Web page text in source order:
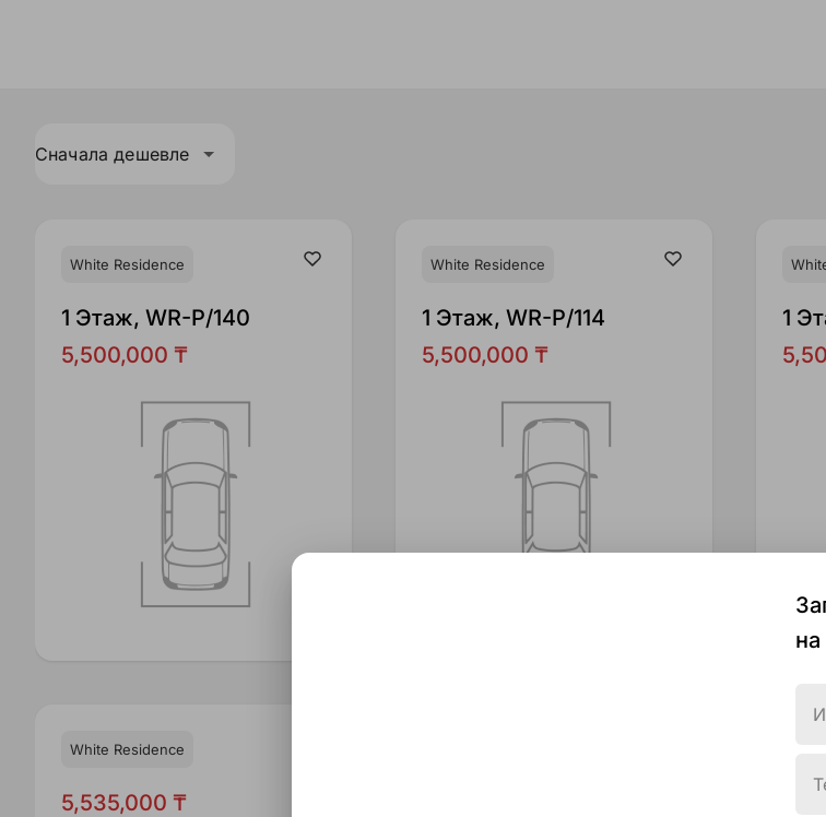
Сначала дешевле
White Residence
1 Этаж, WR-P/140
5,500,000 ₸
White Residence
1 Этаж, WR-P/114
5,500,000 ₸
1
White Residence
5,535,000 ₸